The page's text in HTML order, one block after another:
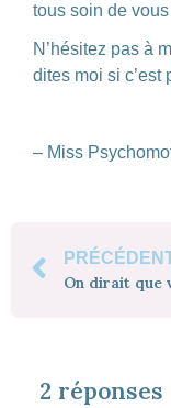
tous soin de vous
N’hésitez pas à
dites moi si c’est
– Miss
2 réponses